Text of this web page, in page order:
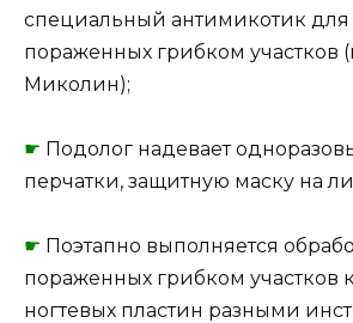
специальный антимикотик для
пораженных грибком участков
Миколин);
☛ Подолог надевает
перчатки, защитную маску на
☛ Поэтапно выполняется
пораженных грибком участков
ногтевых пластин разными